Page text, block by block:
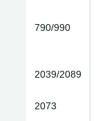
790/990
2039/2089
2073